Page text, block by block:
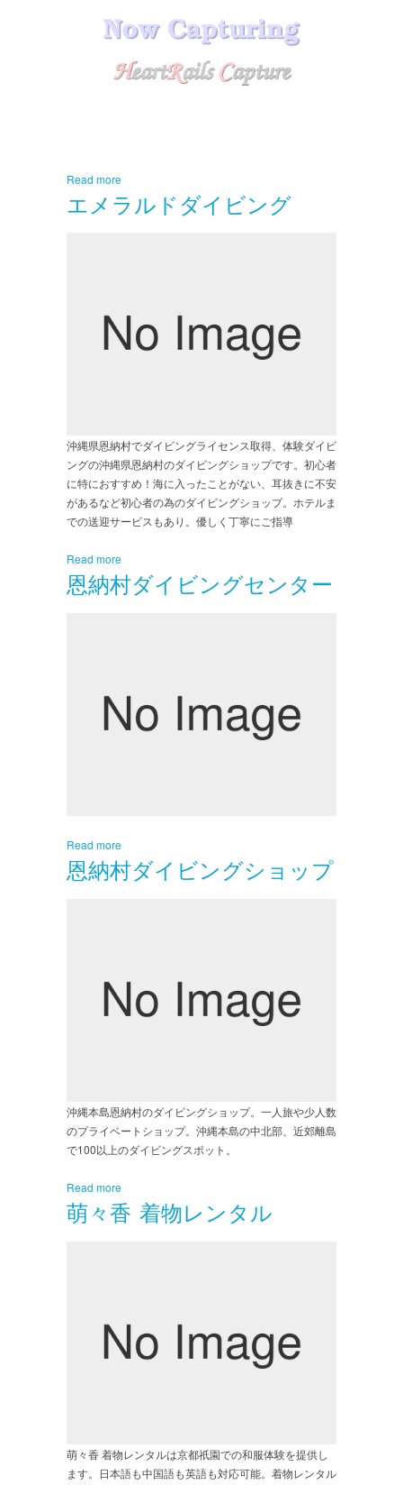
Read more
エメラルドダイビング
沖縄県恩納村でダイビングライセンス取得、体験ダイビ
ングの沖縄県恩納村のダイビングショップです。初心者
に特におすすめ！海に入ったことがない、耳抜きに不安
があるなど初心者の為のダイビングショップ。ホテルま
での送迎サービスもあり。優しく丁寧にご指導
Read more
恩納村ダイビングセンター
Read more
恩納村ダイビングショップ
沖縄本島恩納村のダイビングショップ。一人旅や少人数
のプライベートショップ。沖縄本島の中北部、近郊離島
で100以上のダイビングスポット。
Read more
萌々香 着物レンタル
萌々香 着物レンタルは京都祇園での和服体験を提供し
ます。日本語も中国語も英語も対応可能。着物レンタル